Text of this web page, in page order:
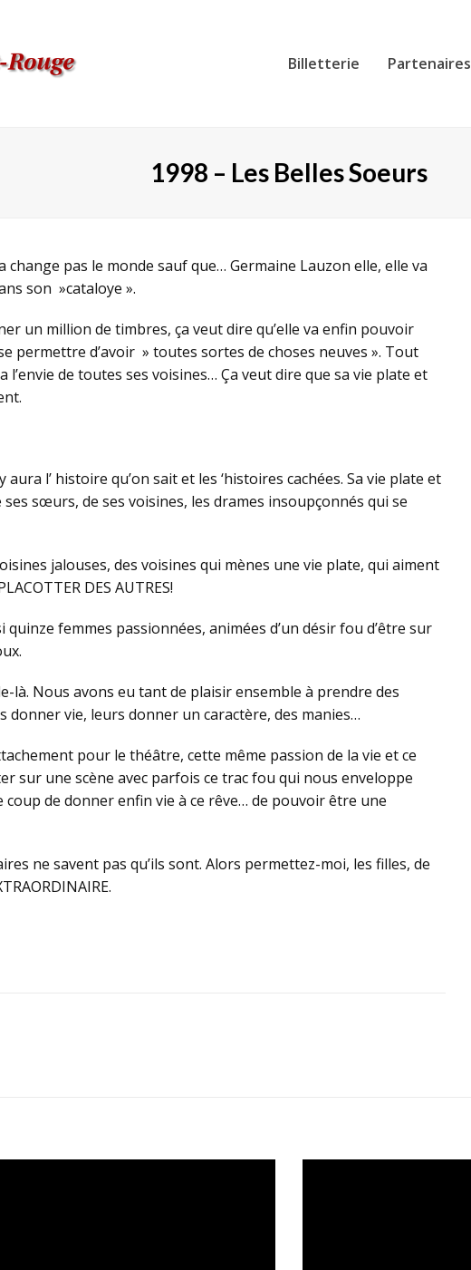
Billetterie Partenaires
1998 – Les Belles Soeurs
pas le monde sauf que… Germaine Lauzon elle, elle va
son »cataloye ».
un million de timbres, ça veut dire qu’elle va enfin pouvoir
permettre d’avoir » toutes sortes de choses neuves ». Tout
l’envie de toutes ses voisines… Ça veut dire que sa vie plate et
l’ histoire qu’on sait et les ‘histoires cachées. Sa vie plate et
sœurs, de ses voisines, les drames insoupçonnés qui se
jalouses, des voisines qui mènes une vie plate, qui aiment
DES AUTRES!
femmes passionnées, animées d’un désir fou d’être sur
là. Nous avons eu tant de plaisir ensemble à prendre des
donner vie, leurs donner un caractère, des manies…
pour le théâtre, cette même passion de la vie et ce
sur une scène avec parfois ce trac fou qui nous enveloppe
coup de donner enfin vie à ce rêve… de pouvoir être une
ne savent pas qu’ils sont. Alors permettez-moi, les filles, de